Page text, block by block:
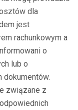
dla
jest
rachunkowym a
o
lub o
związane z